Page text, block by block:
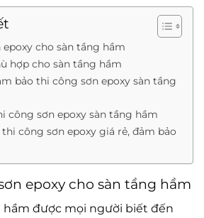
cho sàn tầng hầm
hợp cho sàn tầng hầm
bảo thi công sơn epoxy sàn tầng
công sơn epoxy sàn tầng hầm
công sơn epoxy giá rẻ, đảm bảo
epoxy cho sàn tầng hầm
hầm được mọi người biết đến